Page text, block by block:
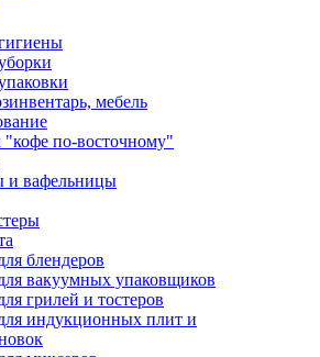
мебель
по-восточному"
и вафельницы
блендеров
вакуумных упаковщиков
грилей и тостеров
индукционных плит и